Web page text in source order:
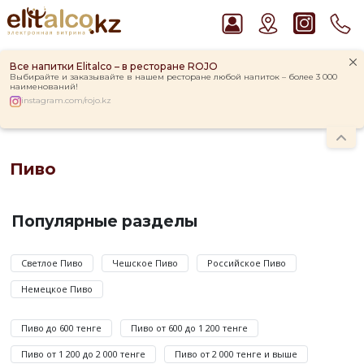
Все напитки Elitalco – в ресторане ROJO
Выбирайте и заказывайте в нашем ресторане любой напиток – более 3 000
наименований!
instagram.com/rojo.kz
Водка Smirnoff Red Vodka 37,5%
Пиво Guinness Draught 4,2% Can
Пиво
слабоалкогольный
крепостью
от
2
градусов,
Популярные разделы
Светлое Пиво Чешское Пиво Российское Пиво
Немецкое Пиво
Пиво до 600 тенге Пиво от 600 до 1 200 тенге
Пиво от 1 200 до 2 000 тенге Пиво от 2 000 тенге и выше